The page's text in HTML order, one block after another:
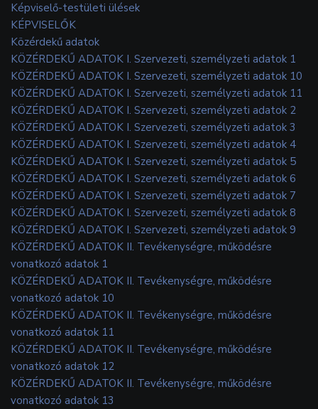
Képviselő-testületi ülések
KÉPVISELŐK
Közérdekű adatok
KÖZÉRDEKŰ ADATOK I. Szervezeti, személyzeti adatok 1
KÖZÉRDEKŰ ADATOK I. Szervezeti, személyzeti adatok 10
KÖZÉRDEKŰ ADATOK I. Szervezeti, személyzeti adatok 11
KÖZÉRDEKŰ ADATOK I. Szervezeti, személyzeti adatok 2
KÖZÉRDEKŰ ADATOK I. Szervezeti, személyzeti adatok 3
KÖZÉRDEKŰ ADATOK I. Szervezeti, személyzeti adatok 4
KÖZÉRDEKŰ ADATOK I. Szervezeti, személyzeti adatok 5
KÖZÉRDEKŰ ADATOK I. Szervezeti, személyzeti adatok 6
KÖZÉRDEKŰ ADATOK I. Szervezeti, személyzeti adatok 7
KÖZÉRDEKŰ ADATOK I. Szervezeti, személyzeti adatok 8
KÖZÉRDEKŰ ADATOK I. Szervezeti, személyzeti adatok 9
KÖZÉRDEKŰ ADATOK II. Tevékenységre, működésre
vonatkozó adatok 1
KÖZÉRDEKŰ ADATOK II. Tevékenységre, működésre
vonatkozó adatok 10
KÖZÉRDEKŰ ADATOK II. Tevékenységre, működésre
vonatkozó adatok 11
KÖZÉRDEKŰ ADATOK II. Tevékenységre, működésre
vonatkozó adatok 12
KÖZÉRDEKŰ ADATOK II. Tevékenységre, működésre
vonatkozó adatok 13